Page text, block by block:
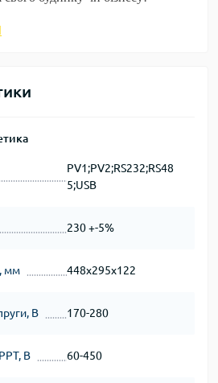
PV1;PV2;RS232;RS48
5;USB
230 +-5%
мм 448x295x122
В 170-280
В 60-450